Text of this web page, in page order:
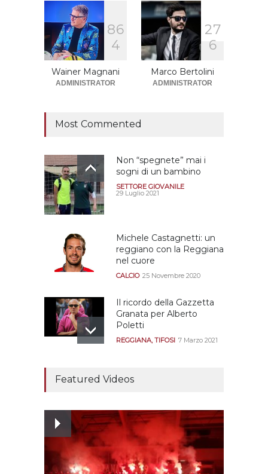
Sono solo sette le
squadre che sono state
promosse la stagione
successiva alla
retrocessione
86
4
Wainer Magnani
ADMINISTRATOR
27
6
Marco Bertolini
ADMINISTRATOR
Most Commented
Non “spegnete” mai i
sogni di un bambino
SETTORE GIOVANILE
29 Luglio 2021
Michele Castagnetti: un
reggiano con la Reggiana
nel cuore
CALCIO 25 Novembre 2020
Il ricordo della Gazzetta
Granata per Alberto
Poletti
REGGIANA,TIFOSI 7 Marzo 2021
assistere agli allenamenti
Ecco le prove
dell’incongruenza delle
due sentenze
Featured Videos